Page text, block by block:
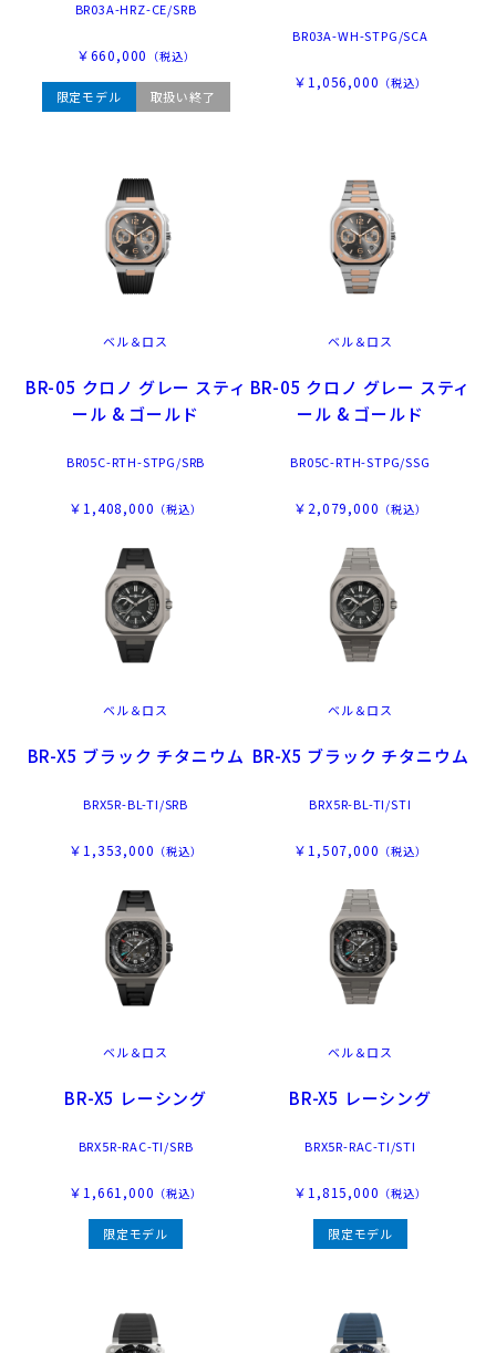
BR03A-HRZ-CE/SRB
￥660,000 （税込）
限定モデル 取扱い終了
BR03A-WH-STPG/SCA
￥1,056,000 （税込）
ベル＆ロス
BR-05 クロノ グレー スティ
ール & ゴールド
BR05C-RTH-STPG/SRB
￥1,408,000 （税込）
ベル＆ロス
BR-05 クロノ グレー スティ
ール & ゴールド
BR05C-RTH-STPG/SSG
￥2,079,000 （税込）
ベル＆ロス
BR-X5 ブラック チタニウム
BRX5R-BL-TI/SRB
￥1,353,000 （税込）
ベル＆ロス
BR-X5 ブラック チタニウム
BRX5R-BL-TI/STI
￥1,507,000 （税込）
ベル＆ロス
BR-X5 レーシング
BRX5R-RAC-TI/SRB
￥1,661,000 （税込）
限定モデル
ベル＆ロス
BR-X5 レーシング
BRX5R-RAC-TI/STI
￥1,815,000 （税込）
限定モデル